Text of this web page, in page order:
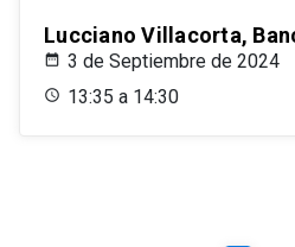
Lucciano Villacorta,
3 de Septiembre de 2024
13:35 a 14:30